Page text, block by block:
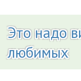
Это надо
любимых